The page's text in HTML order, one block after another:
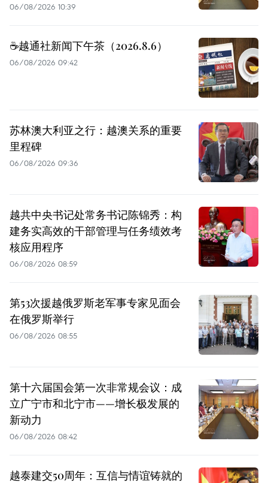
06/08/2026 10:39
☕️越通社新闻下午茶（2026.8.6）
06/08/2026 09:42
苏林澳大利亚之行：越澳关系的重要
里程碑
06/08/2026 09:36
越共中央书记处常务书记陈锦秀：构
建务实高效的干部管理与任务绩效考
核应用程序
06/08/2026 08:59
第53次援越俄罗斯老军事专家见面会
在俄罗斯举行
06/08/2026 08:55
第十六届国会第一次非常规会议：成
立广宁市和北宁市——增长极发展的
新动力
06/08/2026 08:42
越泰建交50周年：互信与情谊铸就的